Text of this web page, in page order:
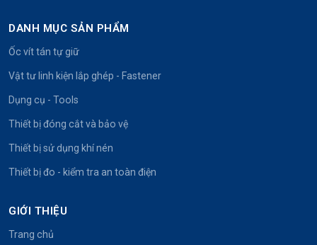
DANH MỤC SẢN PHẨM
Ốc vít tán tự giữ
Vật tư linh kiện lắp ghép - Fastener
Dụng cụ - Tools
Thiết bị đóng cắt và bảo vệ
Thiết bị sử dụng khí nén
Thiết bị đo - kiểm tra an toàn điện
GIỚI THIỆU
Trang chủ